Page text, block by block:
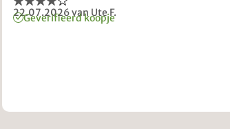
22.07.2026van Ute F.
Geverifieerd koopje